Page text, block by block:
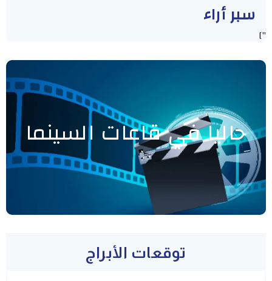
سبر أراء
"]
حاليا في قاعات السينما
توقعات الأبراج